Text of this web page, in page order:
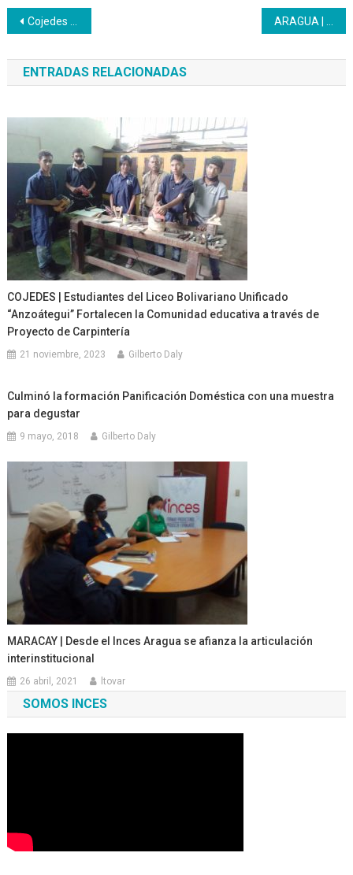
Navegación
de
entradas
Cojedes | Inces inicia proceso de actualización de datos en el RNCP
ENTRADAS RELACIONADAS
COJEDES | Estudiantes del Liceo Bolivariano Unificado
“Anzoátegui” Fortalecen la Comunidad educativa a través de
Proyecto de Carpintería
21 noviembre, 2023 Gilberto Daly
Culminó la formación Panificación Doméstica con una muestra
para degustar
9 mayo, 2018 Gilberto Daly
MARACAY | Desde el Inces Aragua se afianza la articulación
interinstitucional
26 abril, 2021 ltovar
SOMOS INCES